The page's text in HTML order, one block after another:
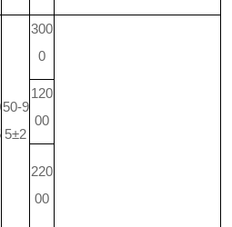
50-9
5±2
300
0
120
00
220
00